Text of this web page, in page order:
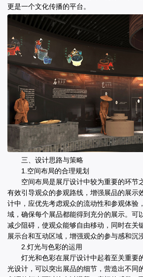
更是一个文化传播的平台。
三、设计思路与策略
1.空间布局的合理规划
空间布局是展厅设计中较为重要的环节
有效引导观众的参观路线，增强展品的展示
计中，应优先考虑观众的流动性和参观体验
域，确保每个展品都能得到充分的展示。可
减少阻碍，使观众能够自由移动，同时在关
展示台和互动区域，增强观众的参与感和沉
2.灯光与色彩的运用
灯光和色彩在展厅设计中起着至关重要
光设计，可以突出展品的细节，营造出不同